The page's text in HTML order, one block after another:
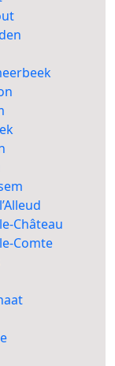
Château
Comte